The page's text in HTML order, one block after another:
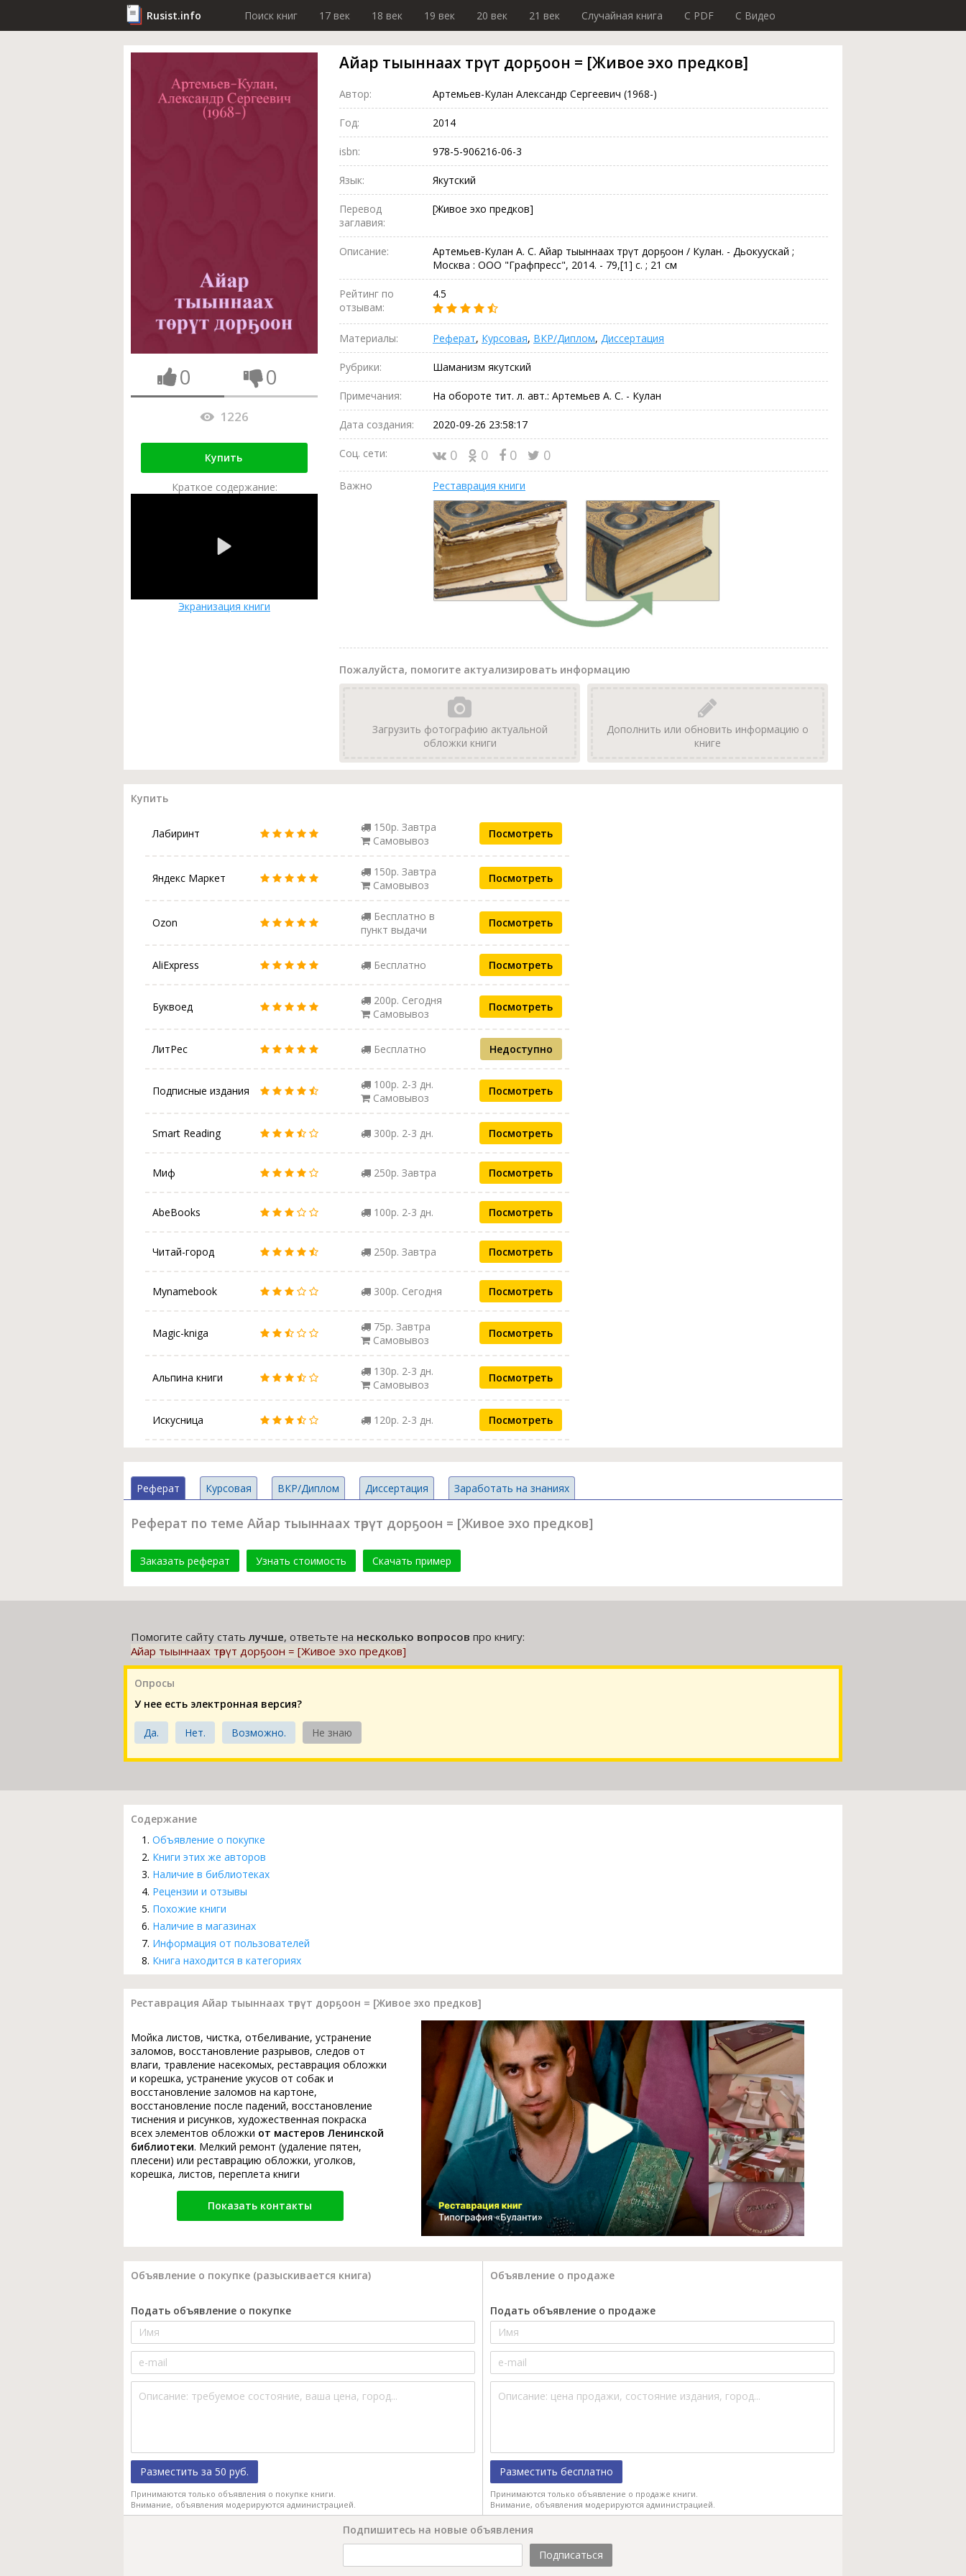
Rusist.info Поиск книг 17 век 18 век 19 век 20 век 21 век Случайная книга C PDF C Видео
0 0
1226
Купить
Краткое содержание:
Экранизация книги
Айар тыыннаах төрүт дорҕоон = [Живое эхо предков]
Автор: Артемьев-Кулан Александр Сергеевич (1968-)
Год: 2014
isbn: 978-5-906216-06-3
Язык: Якутский
Перевод
заглавия:
[Живое эхо предков]
Описание:
Артемьев-Кулан А. С. Айар тыыннаах төрүт дорҕоон / Кулан. - Дьокуускай ;
Москва : ООО "Графпресс", 2014. - 79,[1] с. ; 21 см
Рейтинг по
отзывам:
4.5
Материалы: Реферат, Курсовая, ВКР/Диплом, Диссертация
Рубрики: Шаманизм якутский
Примечания: На обороте тит. л. авт.: Артемьев А. С. - Кулан
Дата создания: 2020-09-26 23:58:17
Соц. сети: 0 0 0 0
Важно Реставрация книги
Пожалуйста, помогите актуализировать информацию
Загрузить фотографию актуальной
обложки книги
Дополнить или обновить информацию о
книге
Купить
Лабиринт
150р. Завтра
Самовывоз
Посмотреть
Яндекс Маркет
150р. Завтра
Самовывоз
Посмотреть
Ozon
Бесплатно в
пункт выдачи
Посмотреть
AliExpress Бесплатно Посмотреть
Буквоед
200р. Сегодня
Самовывоз
Посмотреть
ЛитРес Бесплатно Недоступно
Подписные издания
100р. 2-3 дн.
Самовывоз
Посмотреть
Smart Reading 300р. 2-3 дн. Посмотреть
Миф 250р. Завтра Посмотреть
AbeBooks 100р. 2-3 дн. Посмотреть
Читай-город 250р. Завтра Посмотреть
Mynamebook 300р. Сегодня Посмотреть
Magic-kniga
75р. Завтра
Самовывоз
Посмотреть
Альпина книги
130р. 2-3 дн.
Самовывоз
Посмотреть
Искусница 120р. 2-3 дн. Посмотреть
Реферат Курсовая ВКР/Диплом Диссертация Заработать на знаниях
Реферат по теме Айар тыыннаах төрүт дорҕоон = [Живое эхо предков]
Заказать реферат Узнать стоимость Скачать пример
Помогите сайту статьлучше, ответьте на несколько вопросов про книгу:
Айар тыыннаах төрүт дорҕоон = [Живое эхо предков]
Опросы
У нее есть электронная версия?
Да. Нет. Возможно. Не знаю
Содержание
Объявление о покупке
Книги этих же авторов
Наличие в библиотеках
Рецензии и отзывы
Похожие книги
Наличие в магазинах
Информация от пользователей
Книга находится в категориях
Реставрация Айар тыыннаах төрүт дорҕоон = [Живое эхо предков]
Мойка листов, чистка, отбеливание, устранение
заломов, восстановление разрывов, следов от
влаги, травление насекомых, реставрация обложки
и корешка, устранение укусов от собак и
восстановление заломов на картоне,
восстановление после падений, восстановление
тиснения и рисунков, художественная покраска
всех элементов обложки от мастеров Ленинской
библиотеки. Мелкий ремонт (удаление пятен,
плесени) или реставрацию обложки, уголков,
корешка, листов, переплета книги
Показать контакты
Объявление о покупке (разыскивается книга) Объявление о продаже
Подать объявление о покупке
Разместить за 50 руб.
Принимаются только объявления о покупке книги.
Внимание, объявления модерируются администрацией.
Подать объявление о продаже
Разместить бесплатно
Принимаются только объявление о продаже книги.
Внимание, объявления модерируются администрацией.
Подпишитесь на новые объявления
Подписаться